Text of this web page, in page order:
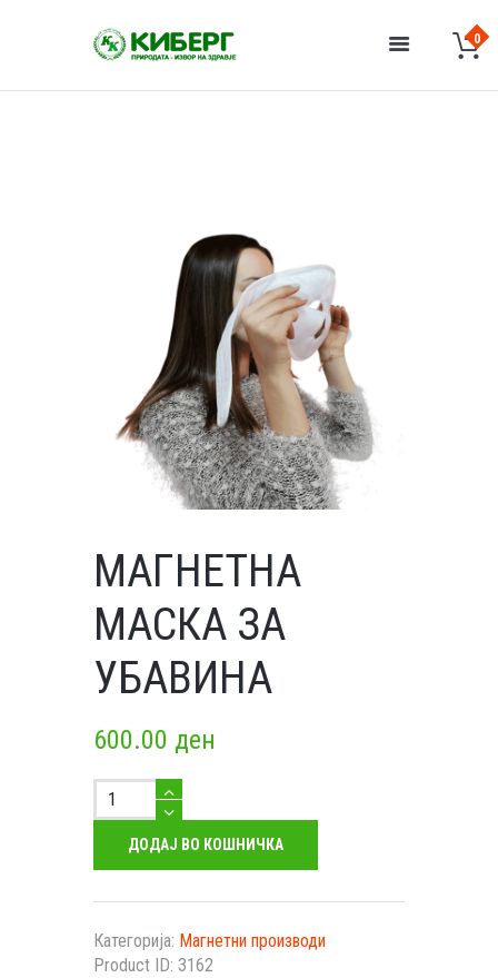
МАГНЕТНА
МАСКА ЗА
УБАВИНА
600.00 ден
Магнетна
маска
ДОДАЈ ВО КОШНИЧКА
Категорија: Магнетни производи
Product ID: 3162